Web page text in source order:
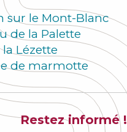
sur le Mont-Blanc
de la Palette
Lézette
de marmotte
Restez informé !